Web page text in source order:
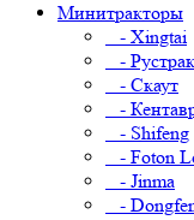
Минитракторы
- Xingtai
- Рустрак
- Скаут
-
- Shifeng
- Foton
- Jinma
-